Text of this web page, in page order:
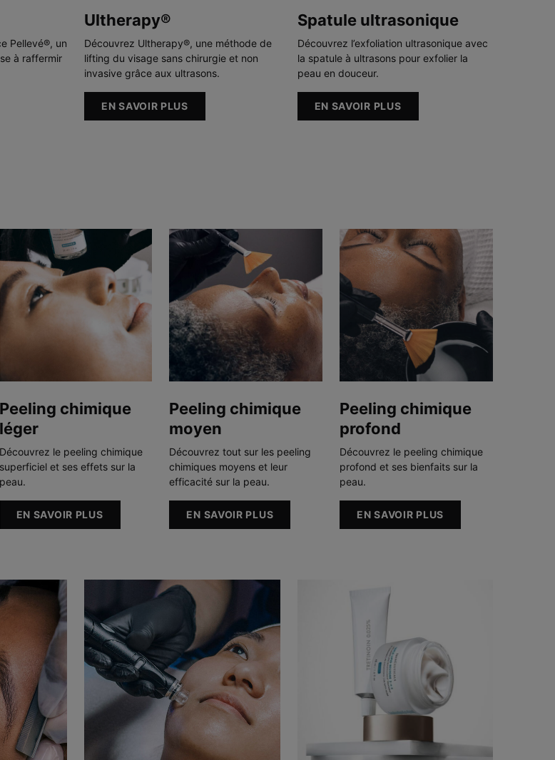
Pellevé®, un
à raffermir
Ultherapy®
Découvrez Ultherapy®, une méthode de
lifting du visage sans chirurgie et non
invasive grâce aux ultrasons.
EN SAVOIR PLUS
Spatule ultrasonique
Découvrez l’exfoliation ultrasonique avec
la spatule à ultrasons pour exfolier la
peau en douceur.
EN SAVOIR PLUS
Peeling chimique
léger
Découvrez le peeling chimique
superficiel et ses effets sur la
peau.
EN SAVOIR PLUS
Peeling chimique
moyen
Découvrez tout sur les peeling
chimiques moyens et leur
efficacité sur la peau.
EN SAVOIR PLUS
Peeling chimique
profond
Découvrez le peeling chimique
profond et ses bienfaits sur la
peau.
EN SAVOIR PLUS